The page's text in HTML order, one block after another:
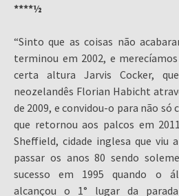
****½
“Sinto que as coisas não
terminou em 2002, e
certa altura Jarvis Cocker,
neozelandês Florian Habicht
de 2009, e convidou-o para não
que retornou aos palcos em
Sheffield, cidade inglesa que viu
passar os anos 80 sendo
sucesso em 1995 quando o
alcançou o 1° lugar da